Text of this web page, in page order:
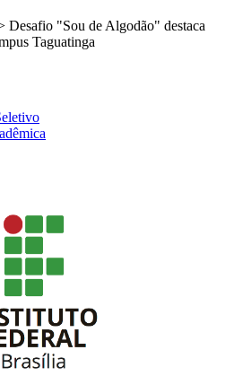
Desafio "Sou de Algodão" destaca
Taguatinga